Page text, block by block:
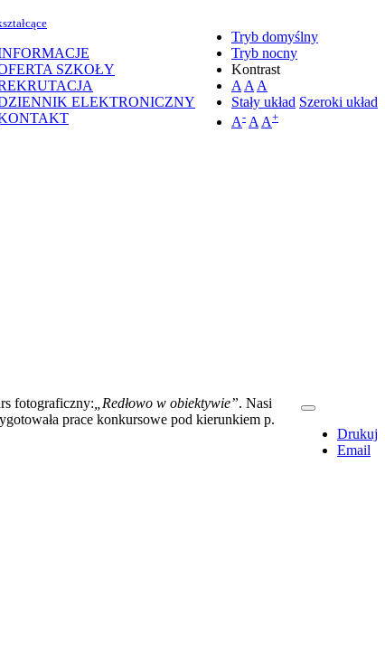
Tryb domyślny
Tryb nocny
Kontrast
A A A
Stały układ Szeroki układ
A- A A+
SZKOŁY
ELEKTRONICZNY
Drukuj
Email
fotograficzny: „Redłowo w obiektywie”. Nasi
prace konkursowe pod kierunkiem p.